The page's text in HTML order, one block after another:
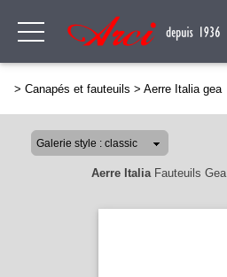
> Canapés et fauteuils > Aerre Italia gea
Aerre ItaliaFauteuils Gea